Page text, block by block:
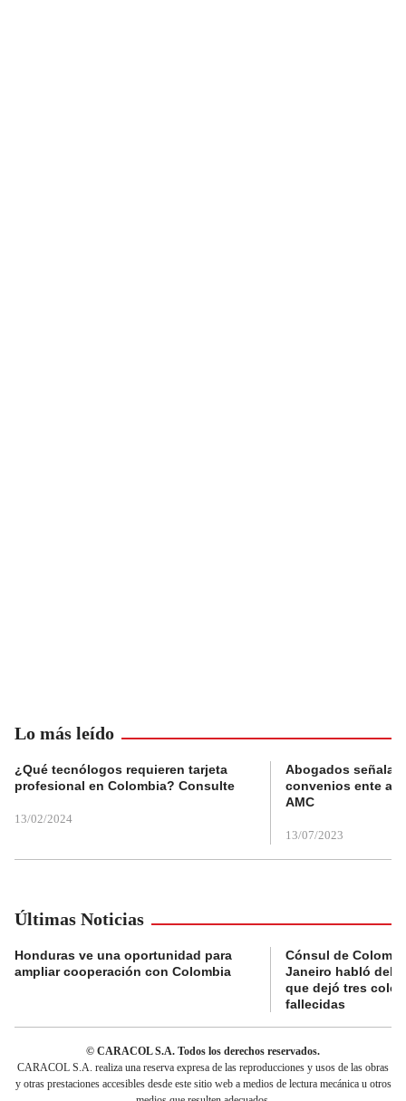
Lo más leído
¿Qué tecnólogos requieren tarjeta
profesional en Colombia? Consulte
13/02/2024
Abogados
convenios ente
AMC
13/07/2023
Últimas Noticias
Honduras ve una oportunidad para
ampliar cooperación con Colombia
Cónsul de
Janeiro habló del
que dejó tres
fallecidas
© CARACOL S.A. Todos los derechos reservados.
CARACOL S.A. realiza una reserva expresa de las reproducciones y usos de las obras
y otras prestaciones accesibles desde este sitio web a medios de lectura mecánica u otros